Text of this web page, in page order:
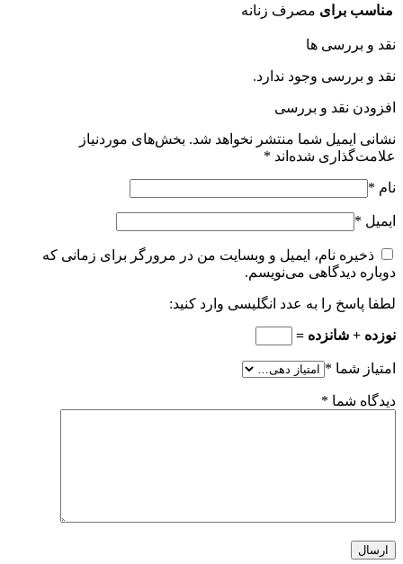
مناسب برای مصرف زنانه
نقد و بررسی ها
نقد و بررسی وجود ندارد.
افزودن نقد و بررسی
نشانی ایمیل شما منتشر نخواهد شد. بخش‌های موردنیاز
علامت‌گذاری شده‌اند *
نام *
ایمیل *
ذخیره نام، ایمیل و وبسایت من در مرورگر برای زمانی که
دوباره دیدگاهی می‌نویسم.
لطفا پاسخ را به عدد انگلیسی وارد کنید:
نوزده + شانزده =
امتیاز شما *
دیدگاه شما *